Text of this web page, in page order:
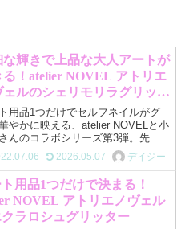
な輝きで上品な大人アートが
る！atelier NOVEL アトリエ
ェルのシェリモリラグリッタ
用品1つだけでセルフネイルがグ
やかに映える、atelier NOVELと小
んのコラボシリーズ第3弾。先日
たエクラロシュグリッターと共に
れたのが、シェリモリラグリッタ
優しく控えめなピンクカラーのグリ
です...
2026.05.07 デイジー
用品1つだけで決まる！
NOVEL アトリエノヴェル
ラロシュグリッター